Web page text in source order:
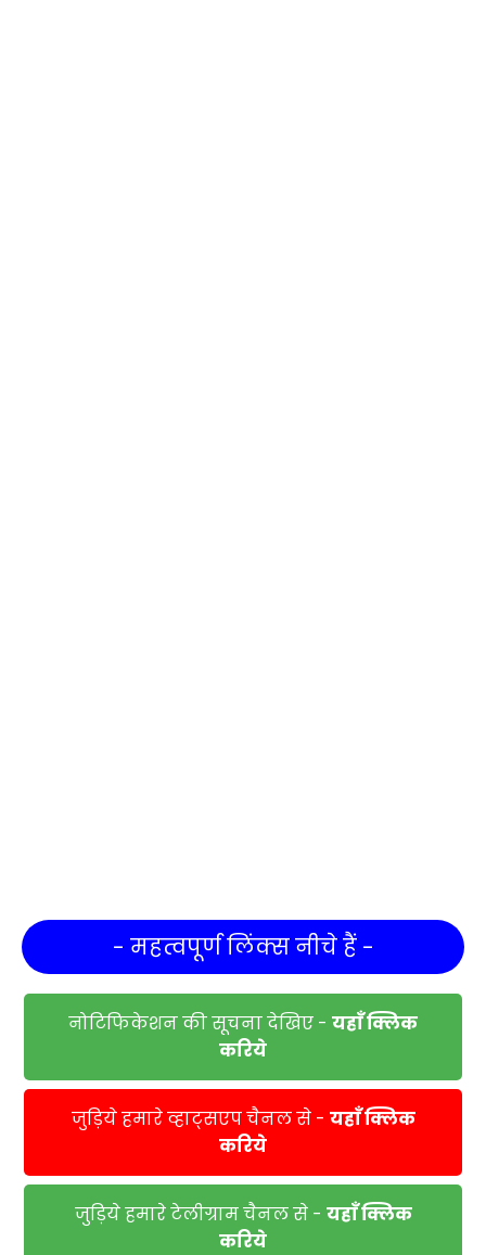
- महत्वपूर्ण लिंक्स नीचे हैं -
नोटिफिकेशन की सूचना देखिए - यहाँ क्लिक
करिये
जुड़िये हमारे व्हाट्सएप चैनल से - यहाँ क्लिक
करिये
जुड़िये हमारे टेलीग्राम चैनल से - यहाँ क्लिक
करिये